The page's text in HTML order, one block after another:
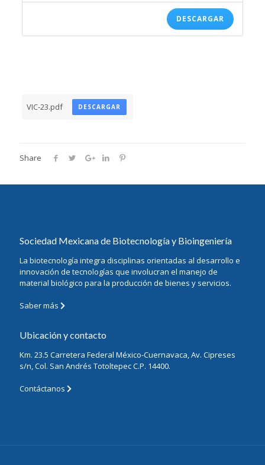
DESCARGAR
VIC-23.pdf DESCARGAR
Share
Sociedad Mexicana de Biotecnología y Bioingeniería
La biotecnología integra disciplinas orientadas al desarrollo e
innovación de tecnologías que involucran el manejo de
material biológico para la producción de bienes y servicios.
Saber más
Ubicación y contacto
Km. 23.5 Carretera Federal México-Cuernavaca, Av. Cipreses
s/n, Col. San Andrés Totoltepec C.P. 14400.
Contáctanos